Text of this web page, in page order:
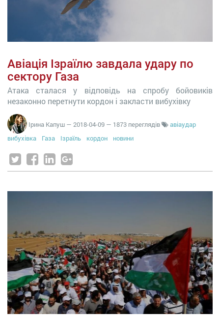
Авіація Ізраїлю завдала удару по
сектору Газа
Атака сталася у відповідь на спробу бойовиків
незаконно перетнути кордон і закласти вибухівку
Ірина Капуш — 2018-04-09 — 1873 переглядів
авіаудар
вибухівка
Газа Ізраїль кордон новини